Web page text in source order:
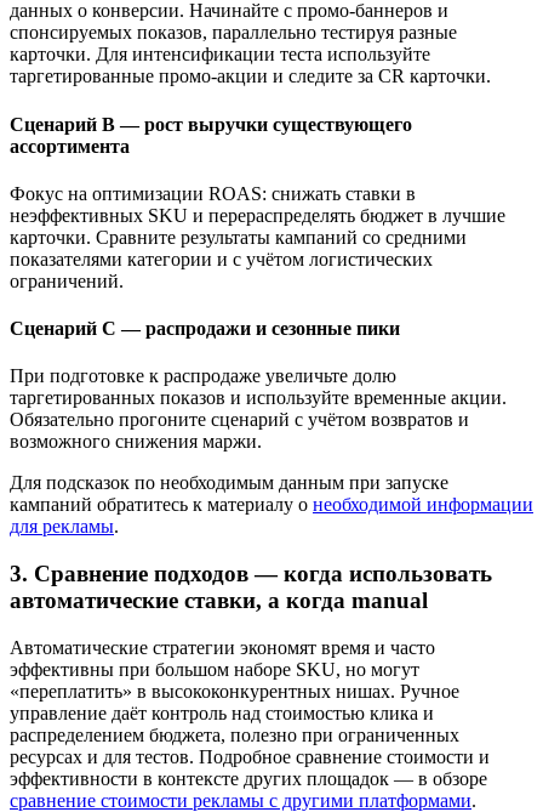
данных о конверсии. Начинайте с промо-баннеров и
спонсируемых показов, параллельно тестируя разные
карточки. Для интенсификации теста используйте
таргетированные промо-акции и следите за CR карточки.
Сценарий B — рост выручки существующего
ассортимента
Фокус на оптимизации ROAS: снижать ставки в
неэффективных SKU и перераспределять бюджет в лучшие
карточки. Сравните результаты кампаний со средними
показателями категории и с учётом логистических
ограничений.
Сценарий C — распродажи и сезонные пики
При подготовке к распродаже увеличьте долю
таргетированных показов и используйте временные акции.
Обязательно прогоните сценарий с учётом возвратов и
возможного снижения маржи.
Для подсказок по необходимым данным при запуске
кампаний обратитесь к материалу о необходимой информации
для рекламы.
3. Сравнение подходов — когда использовать
автоматические ставки, а когда manual
Автоматические стратегии экономят время и часто
эффективны при большом наборе SKU, но могут
«переплатить» в высококонкурентных нишах. Ручное
управление даёт контроль над стоимостью клика и
распределением бюджета, полезно при ограниченных
ресурсах и для тестов. Подробное сравнение стоимости и
эффективности в контексте других площадок — в обзоре
сравнение стоимости рекламы с другими платформами.